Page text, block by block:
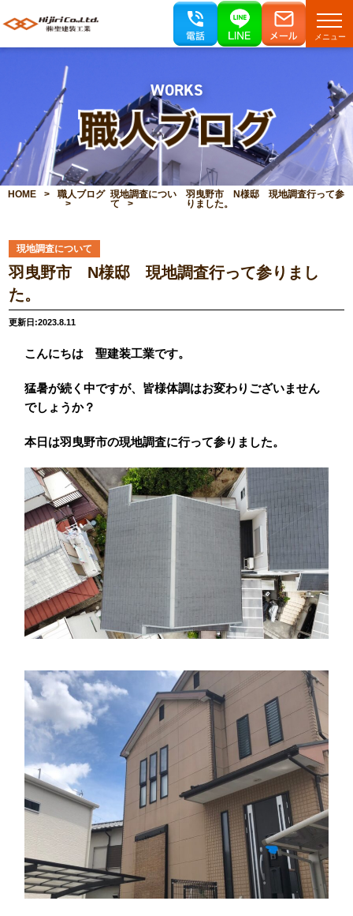
メニュー
WORKS
HOME 職人ブログ 現地調査につい
て
羽曳野市 N様邸 現地調査行って参
りました。
現地調査について
羽曳野市 N様邸 現地調査行って参りまし
た。
更新日:2023.8.11
こんにちは 聖建装工業です。
猛暑が続く中ですが、皆様体調はお変わりございません
でしょうか？
本日は羽曳野市の現地調査に行って参りました。